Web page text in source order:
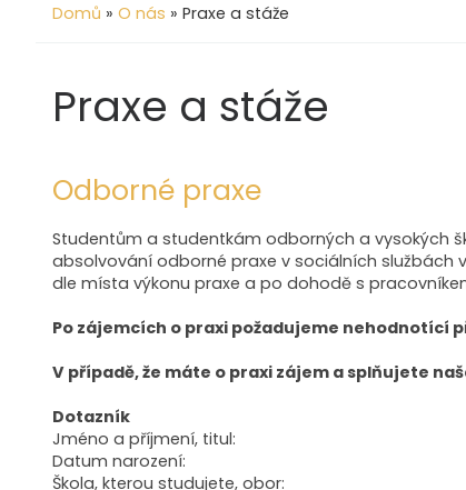
Domů » O nás » Praxe a stáže
Praxe a stáže
Odborné praxe
Studentům a studentkám odborných a vysokých
absolvování odborné praxe v sociálních službách
dle místa výkonu praxe a po dohodě s
Po zájemcích o praxi požadujeme nehodnotící
V případě, že máte o praxi zájem a splňujete
Dotazník
Jméno a příjmení, titul:
Datum narození:
Škola, kterou studujete, obor: